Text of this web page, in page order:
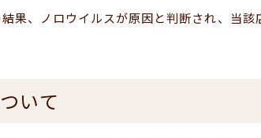
果、ノロウイルスが原因と判断され、当
いて